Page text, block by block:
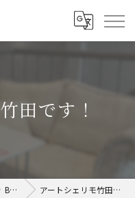
田です！
Blog アートシェリモ竹田です！